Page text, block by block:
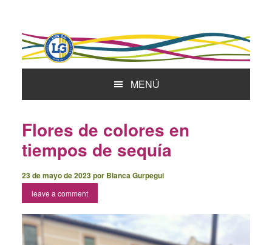
primary
navigation
content
primary
sidebar
MENÚ
Flores de colores en
tiempos de sequía
23 de mayo de 2023por Blanca Gurpegui
leave a comment